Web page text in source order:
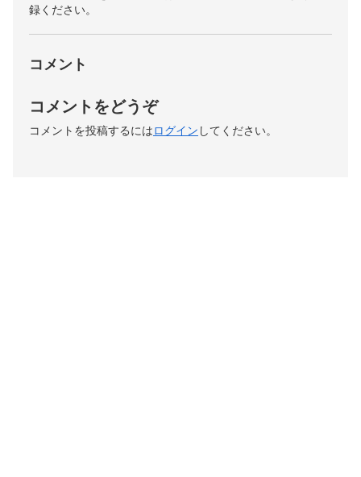
録ください。
コメント
コメントをどうぞ
コメントを投稿するにはログイン してください。